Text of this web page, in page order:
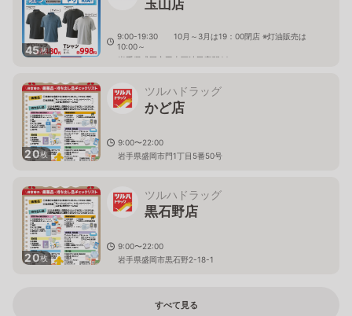
45枚
玉山店
9:00-19:30 10月～3月は19：00閉店 ※灯油販売は
10:00～
岩手県盛岡市玉山区渋民字駅92
20枚
ツルハドラッグ
かど店
9:00〜22:00
岩手県盛岡市門1丁目5番50号
20枚
ツルハドラッグ
黒石野店
9:00〜22:00
岩手県盛岡市黒石野2-18-1
すべて見る